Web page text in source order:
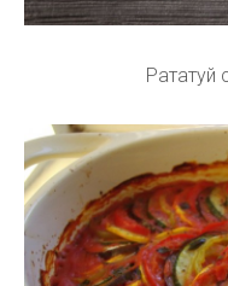
Рататуй